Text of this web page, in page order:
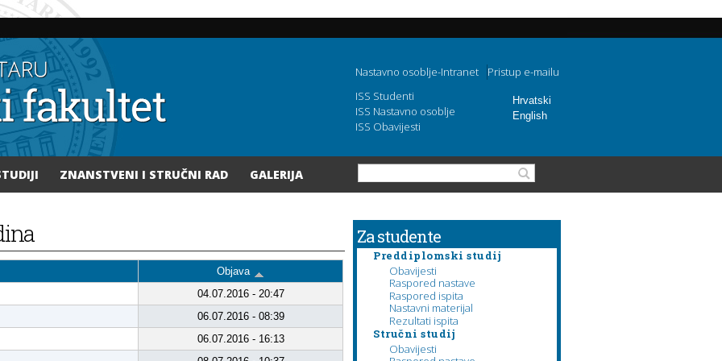
glavni
Hrvatski
English
Nastavno osoblje-Intranet
Pristup e-mailu
ISS Studenti
ISS Nastavno osoblje
ISS Obavijesti
ZNANSTVENI I STRUČNI RAD GALERIJA Obrazac pretraživanja
Objava
04.07.2016 - 20:47
06.07.2016 - 08:39
06.07.2016 - 16:13
Za studente
Preddiplomski studij
Obavijesti
Raspored nastave
Raspored ispita
Nastavni materijal
Rezultati ispita
Stručni studij
Obavijesti